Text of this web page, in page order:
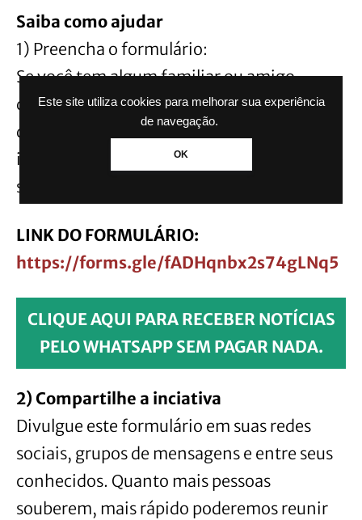
Este site utiliza cookies para melhorar sua experiência
de navegação.
OK
Saiba como ajudar
1) Preencha o formulário:
Se você tem algum familiar ou amigo
desaparecido, acesse o formulário através
do link abaixo e forneça todas as
informações solicitadas. Cada detalhe pode
ser crucial para as equipes de resgate.
LINK DO FORMULÁRIO:
https://forms.gle/fADHqnbx2s74gLNq5
CLIQUE AQUI PARA RECEBER NOTÍCIAS
PELO WHATSAPP SEM PAGAR NADA.
2) Compartilhe a inciativa
Divulgue este formulário em suas redes
sociais, grupos de mensagens e entre seus
conhecidos. Quanto mais pessoas
souberem, mais rápido poderemos reunir